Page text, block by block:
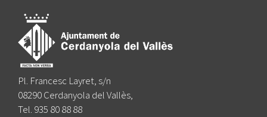
Pl. Francesc Layret, s/n
08290 Cerdanyola del Vallès,
Tel. 935 80 88 88